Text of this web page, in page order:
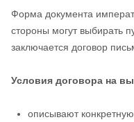
Форма документа
стороны могут выбирать
заключается договор
Условия договора на
описывают